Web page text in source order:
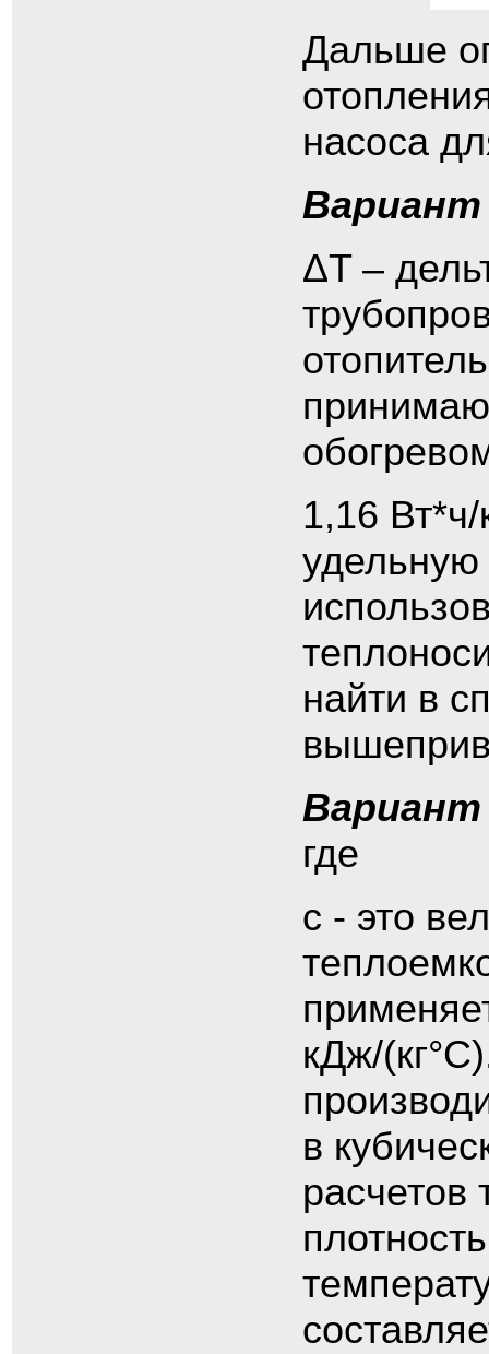
Дальше
насоса
ΔT –
1,16
найти в
где
с - это
кДж/
в
расчетов